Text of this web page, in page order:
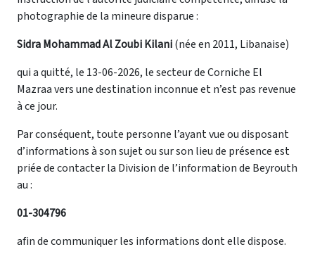
photographie de la mineure disparue :
Sidra Mohammad Al Zoubi Kilani(née en 2011, Libanaise)
qui a quitté, le 13-06-2026, le secteur de Corniche El
Mazraa vers une destination inconnue et n’est pas revenue
à ce jour.
Par conséquent, toute personne l’ayant vue ou disposant
d’informations à son sujet ou sur son lieu de présence est
priée de contacter la Division de l’information de Beyrouth
au :
01-304796
afin de communiquer les informations dont elle dispose.